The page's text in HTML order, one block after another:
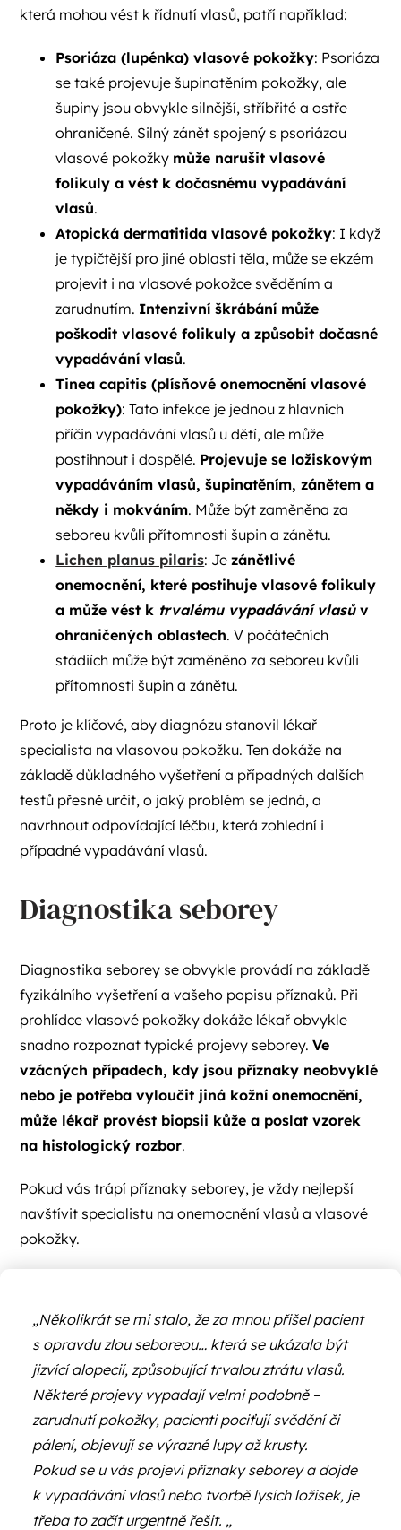
která mohou vést k řídnutí vlasů, patří například:
Psoriáza (lupénka) vlasové pokožky: Psoriáza
se také projevuje šupinatěním pokožky, ale
šupiny jsou obvykle silnější, stříbřité a ostře
ohraničené. Silný zánět spojený s psoriázou
vlasové pokožky může narušit vlasové
folikuly a vést k dočasnému vypadávání
vlasů.
Atopická dermatitida vlasové pokožky: I když
je typičtější pro jiné oblasti těla, může se ekzém
projevit i na vlasové pokožce svěděním a
zarudnutím. Intenzivní škrábání může
poškodit vlasové folikuly a způsobit dočasné
vypadávání vlasů.
Tinea capitis (plísňové onemocnění vlasové
pokožky): Tato infekce je jednou z hlavních
příčin vypadávání vlasů u dětí, ale může
postihnout i dospělé. Projevuje se ložiskovým
vypadáváním vlasů, šupinatěním, zánětem a
někdy i mokváním. Může být zaměněna za
seboreu kvůli přítomnosti šupin a zánětu.
Lichen planus pilaris: Jezánětlivé
onemocnění, které postihuje vlasové folikuly
a může vést k trvalému vypadávání vlasův
ohraničených oblastech. V počátečních
stádiích může být zaměněno za seboreu kvůli
přítomnosti šupin a zánětu.
Proto je klíčové, aby diagnózu stanovil lékař
specialista na vlasovou pokožku. Ten dokáže na
základě důkladného vyšetření a případných dalších
testů přesně určit, o jaký problém se jedná, a
navrhnout odpovídající léčbu, která zohlední i
případné vypadávání vlasů.
Diagnostika seborey
Diagnostika seborey se obvykle provádí na základě
fyzikálního vyšetření a vašeho popisu příznaků. Při
prohlídce vlasové pokožky dokáže lékař obvykle
snadno rozpoznat typické projevy seborey.Ve
vzácných případech, kdy jsou příznaky neobvyklé
nebo je potřeba vyloučit jiná kožní onemocnění,
může lékař provést biopsii kůže a poslat vzorek
na histologický rozbor.
Pokud vás trápí příznaky seborey, je vždy nejlepší
navštívit specialistu na onemocnění vlasů a vlasové
pokožky.
„Několikrát se mi stalo, že za mnou přišel pacient
s opravdu zlou seboreou… která se ukázala být
jizvící alopecií, způsobující trvalou ztrátu vlasů.
Některé projevy vypadají velmi podobně –
zarudnutí pokožky, pacienti pociťují svědění či
pálení, objevují se výrazné lupy až krusty.
Pokud se u vás projeví příznaky seborey a dojde
k vypadávání vlasů nebo tvorbě lysích ložisek, je
třeba to začít urgentně řešit. „